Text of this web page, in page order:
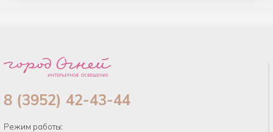
8 (3952) 42-43-44
Режим работы: